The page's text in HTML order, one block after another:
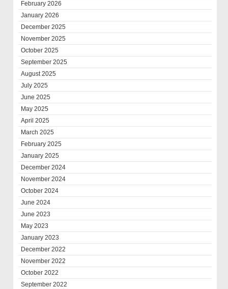
February 2026
January 2026
December 2025
November 2025
October 2025
September 2025
August 2025
July 2025
June 2025
May 2025
April 2025
March 2025
February 2025
January 2025
December 2024
November 2024
October 2024
June 2024
June 2023
May 2023
January 2023
December 2022
November 2022
October 2022
September 2022